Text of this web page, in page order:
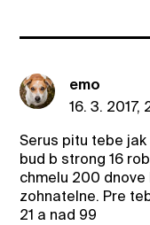
emo
16. 3. 2017,
Serus pitu tebe
bud b strong 16
chmelu 200 dnove
zohnatelne. Pre
21 a nad 99